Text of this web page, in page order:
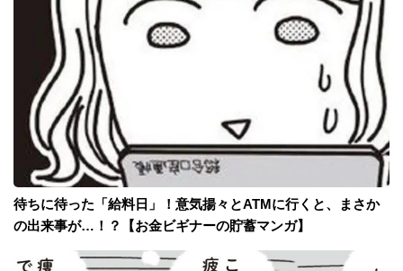
待ちに待った「給料日」！意気揚々とATMに行くと、まさか
の出来事が…！？【お金ビギナーの貯蓄マンガ】